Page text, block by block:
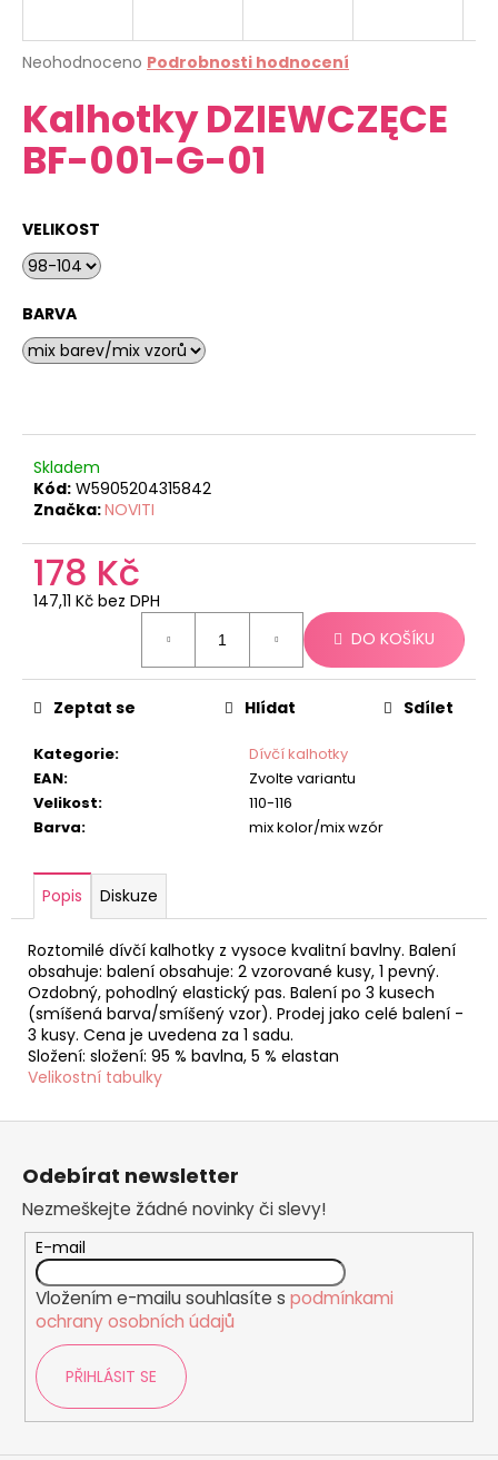
Průměrné
produktu
je
0,0
Neohodnoceno Podrobnosti hodnocení
Kalhotky DZIEWCZĘCE
BF-001-G-01
VELIKOST
BARVA
Skladem
Kód: W5905204315842
Značka:NOVITI
178 Kč
147,11 Kč bez DPH
DO KOŠÍKU
Kategorie:
Dívčí kalhotky
EAN:
Zvolte variantu
Velikost:
110-116
Barva: mix kolor/mix wzór
Zeptat se Hlídat Sdílet
Popis Diskuze
Roztomilé dívčí kalhotky z vysoce kvalitní bavlny. Balení
obsahuje: balení obsahuje: 2 vzorované kusy, 1 pevný.
Ozdobný, pohodlný elastický pas. Balení po 3 kusech
(smíšená barva/smíšený vzor). Prodej jako celé balení -
3 kusy. Cena je uvedena za 1 sadu.
Složení: složení: 95 % bavlna, 5 % elastan
Velikostní tabulky
j
t
?
D
o
u
č
j
m
Z
Odebírat newsletter
Nezmeškejte žádné novinky či slevy!
E-mail
Vložením e-mailu souhlasíte s podmínkami
ochrany osobních údajů
PŘIHLÁSIT SE